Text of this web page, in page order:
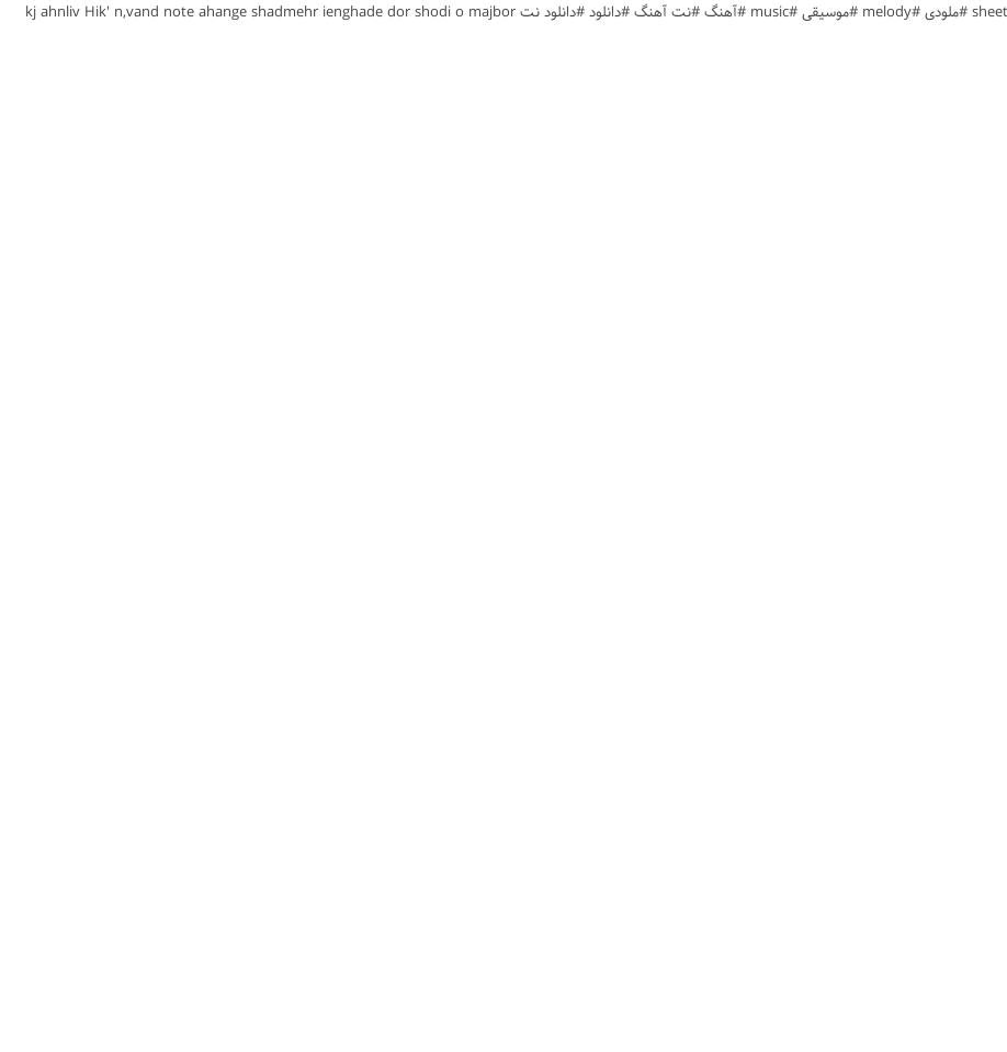
#دور شدی #شادمهر عقیلی #پیانو #پاپ ایرانی #متوسط #نت #sheet #ملودی #melody #موسیقی #music #آهنگ #نت آهنگ #دانلود #دانلود نت kj ahnliv Hik' n,vand note ahange shadmehr ienghade dor shodi o majbor